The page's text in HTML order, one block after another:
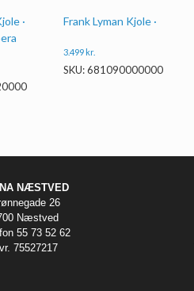
·
Frank Lyman Kjole ·
3.499kr.
SKU: 681090000000
NÆSTVED
26
Næstved
55 73 52 62
75527217